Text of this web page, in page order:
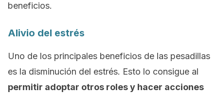
beneficios.
Alivio del estrés
Uno de los principales beneficios de las pesadillas
es la disminución del estrés. Esto lo consigue al
permitir adoptar otros roles y hacer acciones